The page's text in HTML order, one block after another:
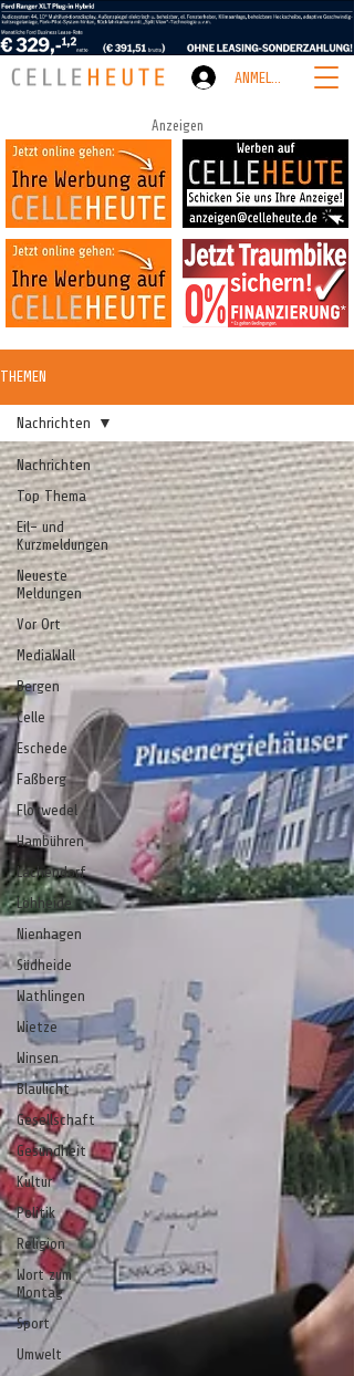
ANMELDEN
Anzeigen
THEMEN
Nachrichten
Top Thema
Eil- und
Kurzmeldungen
Neueste
Meldungen
Vor Ort
MediaWall
Bergen
Celle
Eschede
Faßberg
Flotwedel
Hambühren
Lachendorf
Lohheide
Nienhagen
Südheide
Wathlingen
Wietze
Winsen
Blaulicht
Gesellschaft
Gesundheit
Kultur
Politik
Religion
Wort zum
Montag
Sport
Umwelt
Nachrichten